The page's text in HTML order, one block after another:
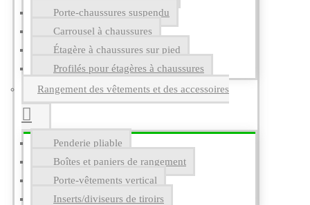
Porte-chaussures suspendu
Carrousel à chaussures
Étagère à chaussures sur pied
Profilés pour étagères à chaussures
Rangement des vêtements et des accessoires
Penderie pliable
Boîtes et paniers de rangement
Porte-vêtements vertical
Inserts/diviseurs de tiroirs